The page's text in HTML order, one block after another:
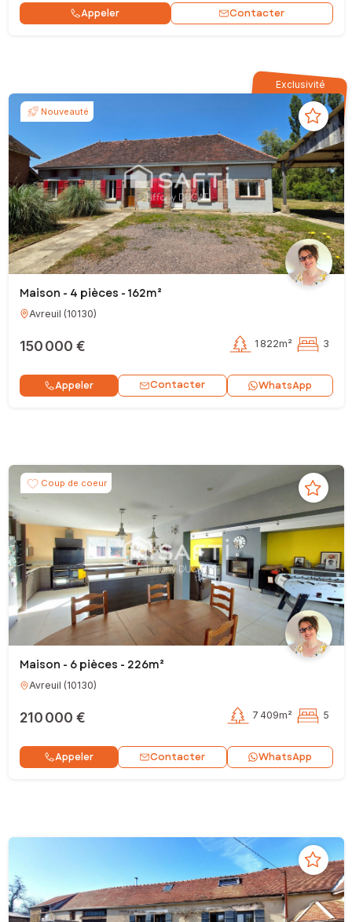
Appeler Contacter
Exclusivité
Nouveauté
Maison - 4 pièces - 162m²
Avreuil (10130)
150 000 € 1 822m² 3
Appeler Contacter WhatsApp
Coup de coeur
Maison - 6 pièces - 226m²
Avreuil (10130)
210 000 € 7 409m² 5
Appeler Contacter WhatsApp